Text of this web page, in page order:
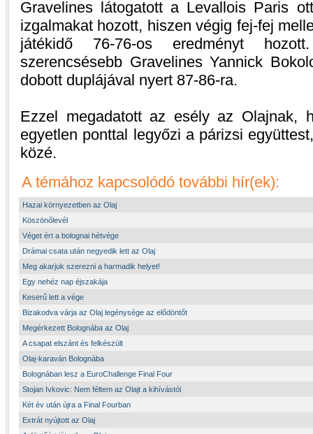
Gravelines látogatott a Levallois Paris
izgalmakat hozott, hiszen végig fej-fej
játékidő 76-76-os eredményt
szerencsésebb Gravelines Yannick
dobott duplájával nyert 87-86-ra.
Ezzel megadatott az esély az Olajnak,
egyetlen ponttal legyőzi a párizsi
közé.
A témához kapcsolódó további hír(ek):
Hazai környezetben az Olaj
Köszönőlevél
Véget ért a bolognai hétvége
Drámai csata után negyedik lett az Olaj
Meg akarjuk szerezni a harmadik helyet!
Egy nehéz nap éjszakája
Keserű lett a vége
Bizakodva várja az Olaj legénysége az elődöntőt
Megérkezett Bolognába az Olaj
A csapat elszánt és felkészült
Olaj-karaván Bolognába
Bolognában lesz a EuroChallenge Final Four
Stojan Ivkovic: Nem féltem az Olajt a kihívástól
Két év után újra a Final Fourban
Extrát nyújtott az Olaj